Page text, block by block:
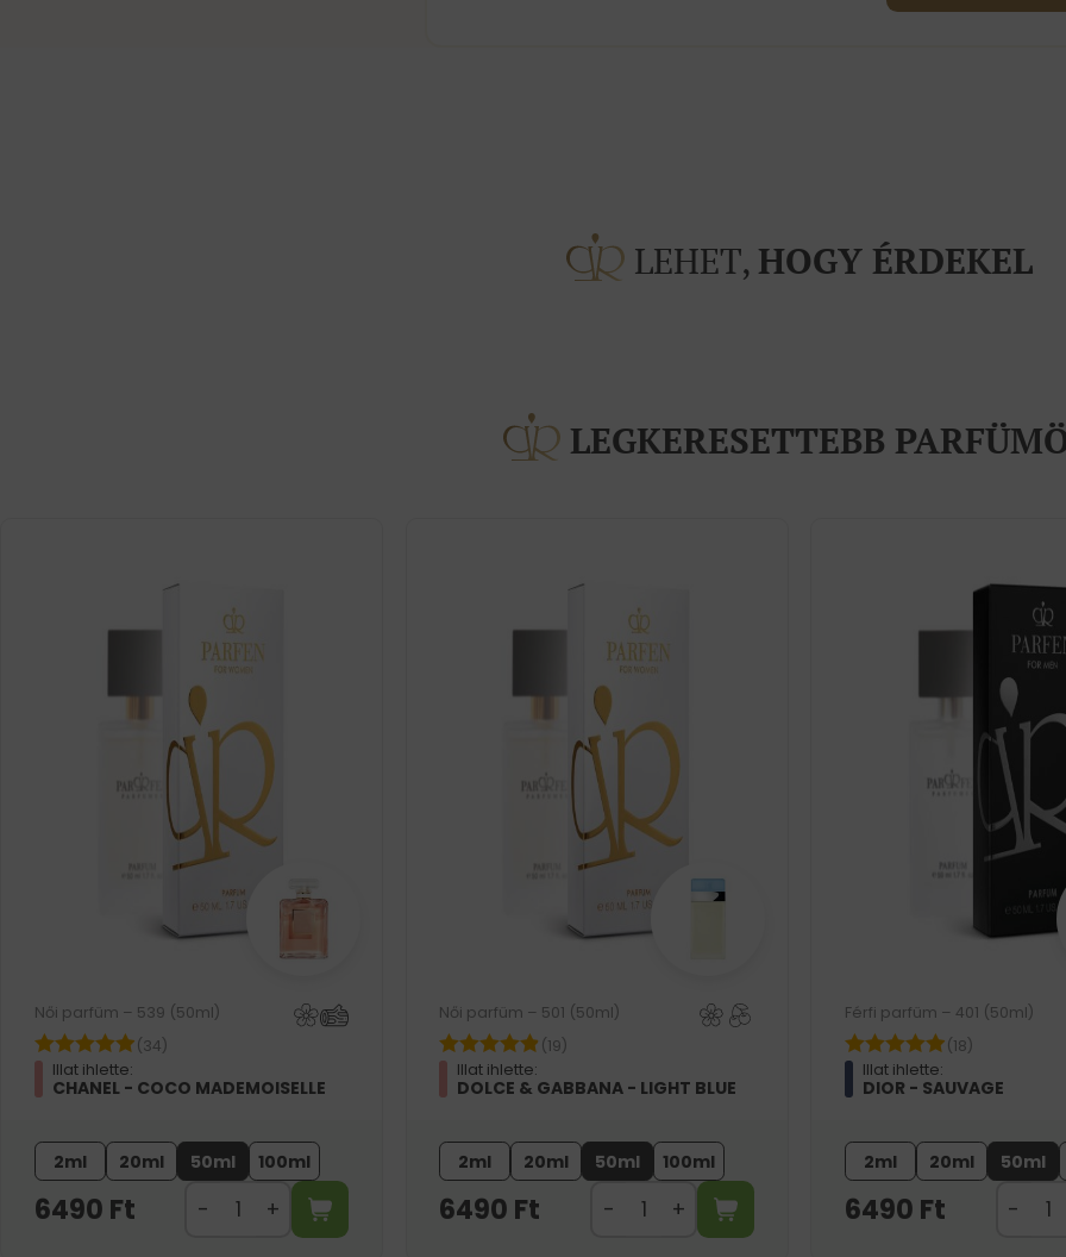
LEHET, HOGY ÉRDEKEL
LEGKERESETTEBB
Női parfüm – 539 (50ml)
(34)
Illat ihlette:
CHANEL - COCO MADEMOISELLE
2ml 20ml 50ml 100ml
6490 Ft
Női parfüm – 501 (50ml)
(19)
Illat ihlette:
DOLCE & GABBANA - LIGHT BLUE
2ml 20ml 50ml 100ml
6490 Ft
Férfi parfüm – 401 (50ml)
(18)
Illat ihlette:
DIOR - SAUVAGE
2ml 20ml 50ml
6490 Ft